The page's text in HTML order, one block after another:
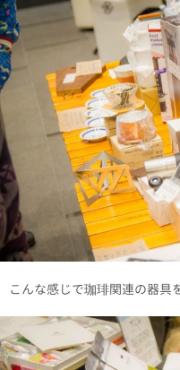
こんな感じで珈琲関連の器具